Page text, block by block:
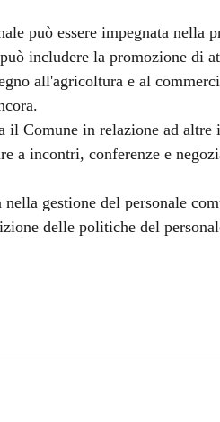
può essere impegnata nella
includere la promozione di
all'agricoltura e al
il Comune in relazione ad altre
a incontri, conferenze e
gestione del personale
delle politiche del